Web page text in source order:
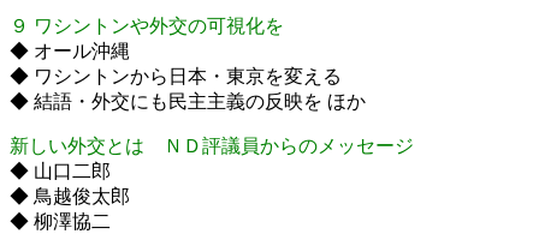
９ ワシントンや外交の可視化を
◆ オール沖縄
◆ ワシントンから日本・東京を変える
◆ 結語・外交にも民主主義の反映を ほか
新しい外交とは ＮＤ評議員からのメッセージ
◆ 山口二郎
◆ 鳥越俊太郎
◆ 柳澤協二